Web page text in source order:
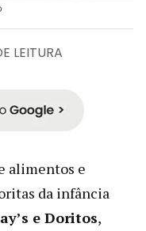
LEITURA
alimentos e
da infância
e Doritos,